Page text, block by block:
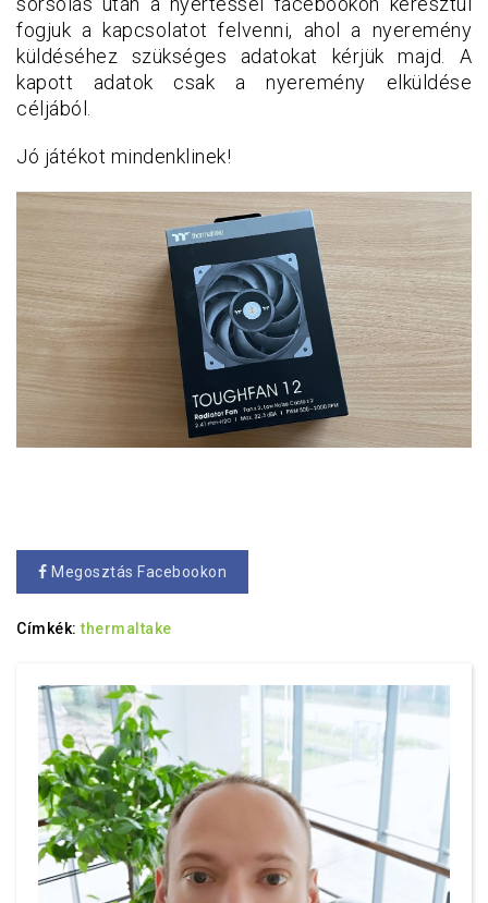
fogjuk a kapcsolatot felvenni, ahol a nyeremény
küldéséhez szükséges adatokat kérjük majd. A
kapott adatok csak a nyeremény elküldése
céljából.
Jó játékot mindenklinek!
Megosztás Facebookon
Címkék: thermaltake